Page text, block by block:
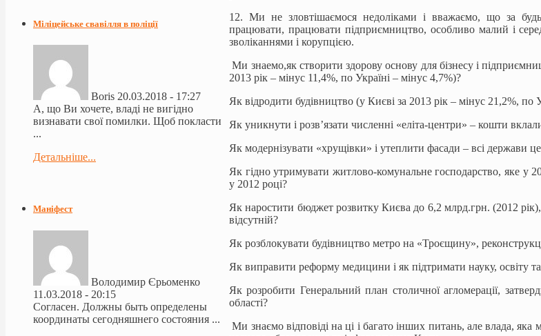
12. Ми не зловтішаємося недоліками і вважаємо, що за
працювати, працювати підприємництво, особливо малий і
зволіканнями і корупцією.
Ми знаемо,як створити здорову основу для бізнесу і
2013 рік – мінус 11,4%, по Україні – мінус 4,7%)?
Як відродити будівництво (у Києві за 2013 рік – мінус 21,2%, по
Як уникнути і розв’язати численні «еліта-центри» – кошти
Як модернізувати «хрущівки» і утеплити фасади – всі держави
Як гідно утримувати житлово-комунальне господарство, яке у
у 2012 році?
Як наростити бюджет розвитку Києва до 6,2 млрд.грн. (2012
відсутній?
Як розблокувати будівництво метро на «Троєщину»,
Як виправити реформу медицини і як підтримати науку, освіту
Як розробити Генеральний план столичної агломерації,
області?
Ми знаємо відповіді на ці і багато інших питань, але влада, яка
Міліцейське свавілля в поліції
Boris 20.03.2018 - 17:27
А, що Ви хочете, владі не вигідно
визнавати свої помилки. Щоб покласти
...
Детальніше...
Маніфест
Володимир Єрьоменко
11.03.2018 - 20:15
Согласен. Должны быть определены
координаты сегодняшнего состояния ...